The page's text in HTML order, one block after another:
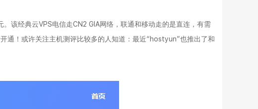
该经典云VPS电信走CN2 GIA网络，联通和移动走的是直连，有需
通！或许关注主机测评比较多的人知道：最近“hostyun”也推出了和